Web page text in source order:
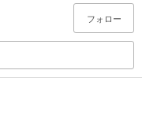
フォロー